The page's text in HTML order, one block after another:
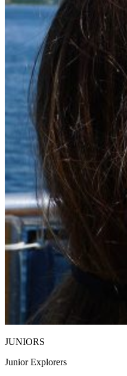
JUNIORS
Junior Explorers